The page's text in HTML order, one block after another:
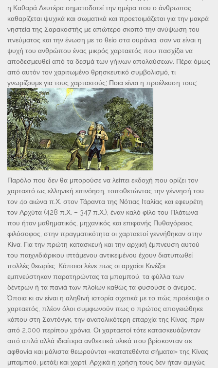
η Καθαρά Δευτέρα σηματοδοτεί την ημέρα που ο άνθρωπος
καθαρίζεται ψυχικά και σωματικά και προετοιμάζεται για την μακρά
νηστεία της Σαρακοστής με απώτερο σκοπό την ανύψωση του
πνεύματος και την ένωση με το θείο στα ουράνια, σαν να είναι η
ψυχή του ανθρώπου ένας μικρός χαρταετός που πασχίζει να
αποδεσμευθεί από τα δεσμά των γήινων απολαύσεων. Πέρα όμως
από αυτόν τον χαριτωμένο θρησκευτικό συμβολισμό, τι
γνωρίζουμε για τους χαρταετούς; Ποια είναι η προέλευση τους;
Παρόλο που δεν θα μπορούσε να λείπει εκδοχή που ορίζει τον
χαρταετό ως ελληνική επινόηση, τοποθετώντας την γέννησή του
τον 4ο αιώνα π.Χ. στον Τάραντα της Νότιας Ιταλίας και εφευρέτη
τον Αρχύτα (428 π.Χ. – 347 π.Χ.), έναν καλό φίλο του Πλάτωνα
που ήταν μαθηματικός, μηχανικός και επιφανής Πυθαγόρειος
φιλόσοφος, στην πραγματικότητα οι χαρταετοί γεννήθηκαν στην
Κίνα. Για την πρώτη κατασκευή και την αρχική έμπνευση αυτού
του παιχνιδιάρικου ιπτάμενου αντικειμένου έχουν διατυπωθεί
πολλές θεωρίες. Κάποιοι λένε πως οι αρχαίοι Κινέζοι
εμπνεύστηκαν παρατηρώντας τα μπαμπού, τα φύλλα των
δέντρων ή τα πανιά των πλοίων καθώς τα φυσούσε ο άνεμος.
Όποια κι αν είναι η αληθινή ιστορία σχετικά με το πώς προέκυψε ο
χαρταετός, πλέον όλοι συμφωνούν πως ο πρώτος απογειώθηκε
κάπου στη Σαντόνγκ, την ανατολικότερη επαρχία της Κίνας, πριν
από 2.000 περίπου χρόνια. Οι χαρταετοί τότε κατασκευάζονταν
από απλά αλλά ιδιαίτερα ανθεκτικά υλικά που βρίσκονταν σε
αφθονία και μάλιστα θεωρούνται «κατατεθέντα σήματα» της Κίνας:
μπαμπού, μετάξι και χαρτί. Αρχικά η χρήση τους δεν ήταν αμιγώς